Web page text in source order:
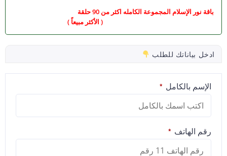
باقة نور الإسلام المجموعة الكامله اكثر من 90 حلقة
( الأكثر مبيعاً )
ادخل بياناتك للطلب
الإسم بالكامل *
رقم الهاتف *